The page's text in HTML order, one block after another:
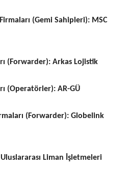
Firmaları (Gemi Sahipleri): MSC
(Forwarder): Arkas Lojistik
(Operatörler): AR-GÜ
(Forwarder): Globelink
Liman İşletmeleri